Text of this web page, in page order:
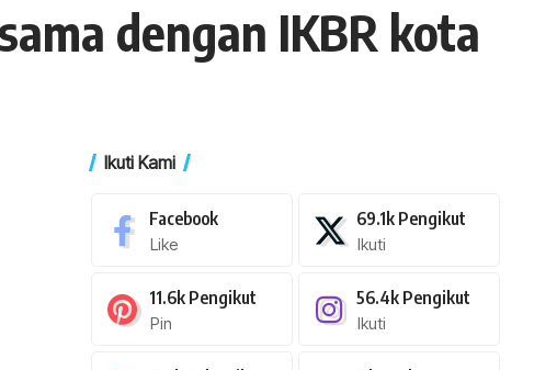
dengan IKBR kota
Ikuti Kami
Facebook
Like
69.1k Pengikut
Ikuti
11.6k Pengikut
Pin
56.4k Pengikut
Ikuti